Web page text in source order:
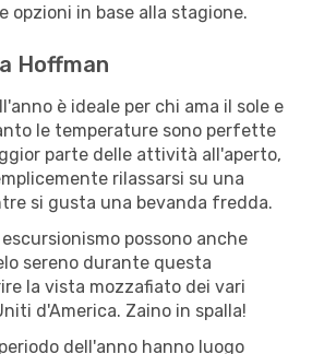
opzioni in base alla stagione.
Hoffman
è ideale per chi ama il sole e
le temperature sono perfette
parte delle attività all'aperto,
rilassarsi su una
si gusta una bevanda fredda.
possono anche
sereno durante questa
la vista mozzafiato dei vari
d'America. Zaino in spalla!
dell'anno hanno luogo